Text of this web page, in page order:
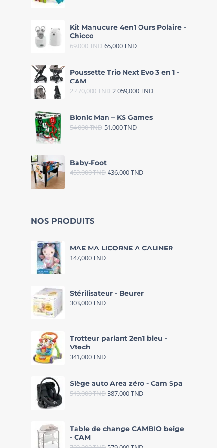
Kit Manucure 4en1 Ours Polaire -
Chicco
69,000TND 65,000TND
Poussette Trio Next Evo 3 en 1 -
CAM
2 470,000TND 2 059,000TND
Bionic Man – KS Games
54,000TND 51,000TND
Baby-Foot
459,000TND 436,000TND
NOS PRODUITS
MAE MA LICORNE A CALINER
147,000TND
Stérilisateur - Beurer
303,000TND
Trotteur parlant 2en1 bleu -
Vtech
341,000TND
Siège auto Area zéro - Cam Spa
510,000TND 387,000TND
Table de change CAMBIO beige
- CAM